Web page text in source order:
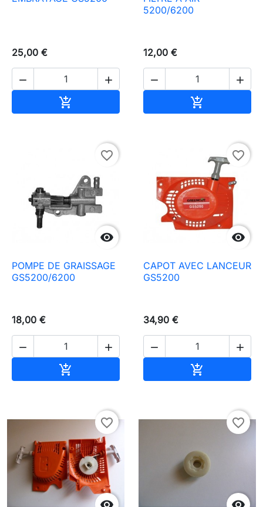
25,00 €
 

5200/6200
12,00 €
 


favorite_border
POMPE DE GRAISSAGE
GS5200/6200
18,00 €
 


favorite_border
CAPOT AVEC LANCEUR
GS5200
34,90 €
 

favorite_border favorite_border